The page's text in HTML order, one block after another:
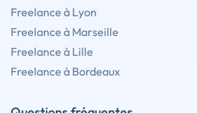
Freelance à Lyon
Freelance à Marseille
Freelance à Lille
Freelance à Bordeaux